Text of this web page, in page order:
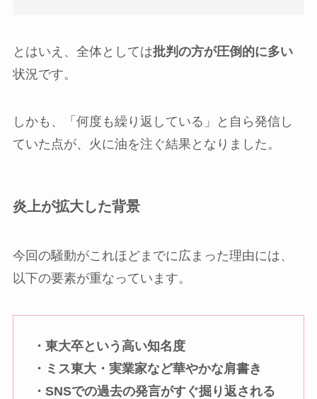
とはいえ、全体としては批判の方が圧倒的に多い
状況です。
しかも、「何度も繰り返している」と自ら発信し
ていた点が、火に油を注ぐ結果となりました。
炎上が拡大した背景
今回の騒動がこれほどまでに広まった理由には、
以下の要素が重なっています。
・東大卒という高い知名度
・ミス東大・実業家など華やかな肩書き
・SNSでの過去の発言がすぐ掘り返される